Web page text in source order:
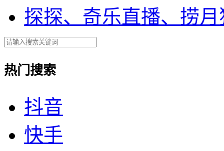
探探、奇乐直播、捞月
热门搜索
抖音
快手